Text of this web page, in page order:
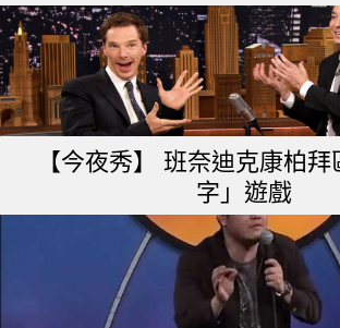
【今夜秀】 班奈迪克康柏
字」遊戲